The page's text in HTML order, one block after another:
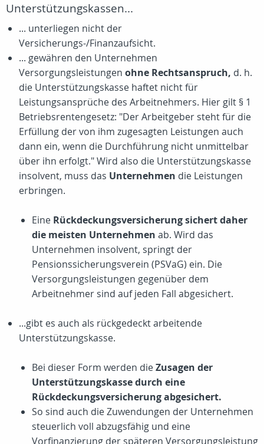
Unterstützungskassen...
... unterliegen nicht der
Versicherungs-/Finanzaufsicht.
... gewähren den Unternehmen
Versorgungsleistungen ohne Rechtsanspruch, d. h.
die Unterstützungskasse haftet nicht für
Leistungsansprüche des Arbeitnehmers. Hier gilt § 1
Betriebsrentengesetz: "Der Arbeitgeber steht für die
Erfüllung der von ihm zugesagten Leistungen auch
dann ein, wenn die Durchführung nicht unmittelbar
über ihn erfolgt." Wird also die Unterstützungskasse
insolvent, muss das Unternehmen die Leistungen
erbringen.
Eine Rückdeckungsversicherung sichert daher
die meisten Unternehmen ab. Wird das
Unternehmen insolvent, springt der
Pensionssicherungsverein (PSVaG) ein. Die
Versorgungsleistungen gegenüber dem
Arbeitnehmer sind auf jeden Fall abgesichert.
...gibt es auch als rückgedeckt arbeitende
Unterstützungskasse.
Bei dieser Form werden dieZusagen der
Unterstützungskasse durch eine
Rückdeckungsversicherung abgesichert.
So sind auch die Zuwendungen der Unternehmen
steuerlich voll abzugsfähig und eine
Vorfinanzierung der späteren Versorgungsleistung